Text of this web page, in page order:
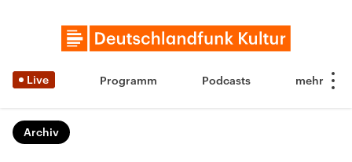
Live Programm Podcasts
Archiv